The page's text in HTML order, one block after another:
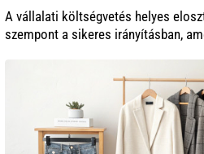
A vállalati költségvetés helyes
szempont a sikeres irányításban,